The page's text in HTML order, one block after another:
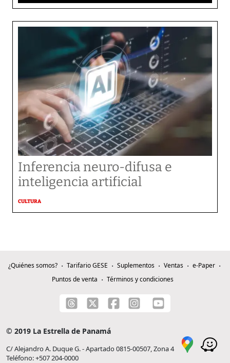
Inferencia neuro-difusa e
inteligencia artificial
CULTURA
¿Quiénes somos? Tarifario GESE Suplementos Ventas
e-Paper
Puntos de venta
Términos y condiciones
© 2019 La Estrella de Panamá
C/ Alejandro A. Duque G. - Apartado 0815-00507, Zona 4
Teléfono: +507 204-0000